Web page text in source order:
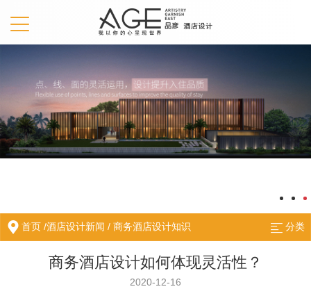
首页 /酒店设计新闻 /商务酒店设计知识 分类
商务酒店设计如何体现灵活性？
2020-12-16